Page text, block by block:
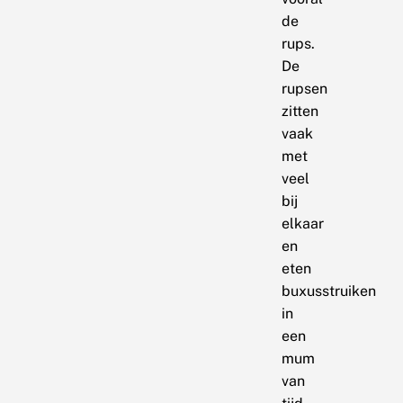
de
rups.
De
rupsen
zitten
vaak
met
veel
bij
elkaar
en
eten
buxusstruiken
in
een
mum
van